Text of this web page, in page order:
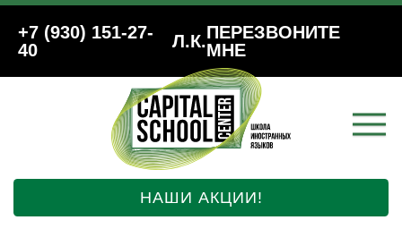
+7 (930) 151-27-
40
Л.К.ПЕРЕЗВОНИТЕ
МНЕ
НАШИ АКЦИИ!